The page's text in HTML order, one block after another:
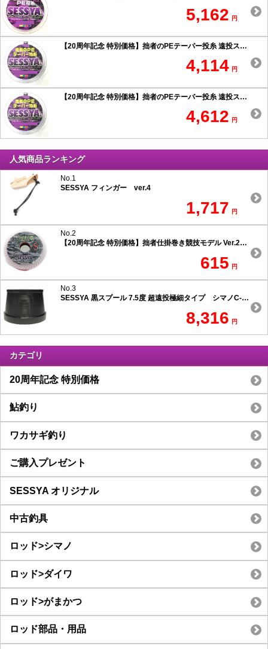
5,162 円
【20周年記念 特別価格】拙者のPEテーパー投糸 遠投スペシャル 0.6号以上
4,114 円
【20周年記念 特別価格】拙者のPEテーパー投糸 遠投スペシャル 0.5号以下
4,612 円
人気商品ランキング
No.1
SESSYA フィンガー ver.4
1,717 円
No.2
【20周年記念 特別価格】拙者仕掛巻き競技モデル Ver.2 スリムタイプ
615 円
No.3
SESSYA 黒スプール 7.5度 超遠投極細タイプ シマノC-1用
8,316 円
カテゴリ
20周年記念 特別価格
鮎釣り
ワカサギ釣り
ご購入プレゼント
SESSYA オリジナル
中古釣具
ロッド>シマノ
ロッド>ダイワ
ロッド>がまかつ
ロッド部品・用品